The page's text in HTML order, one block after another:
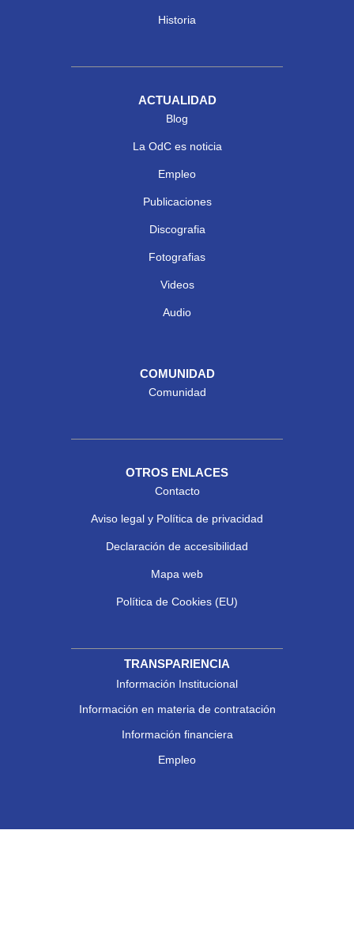
Historia
ACTUALIDAD
Blog
La OdC es noticia
Empleo
Publicaciones
Discografia
Fotografias
Videos
Audio
COMUNIDAD
Comunidad
OTROS ENLACES
Contacto
Aviso legal y Política de privacidad
Declaración de accesibilidad
Mapa web
Política de Cookies (EU)
TRANSPARIENCIA
Información Institucional
Información en materia de contratación
Información financiera
Empleo